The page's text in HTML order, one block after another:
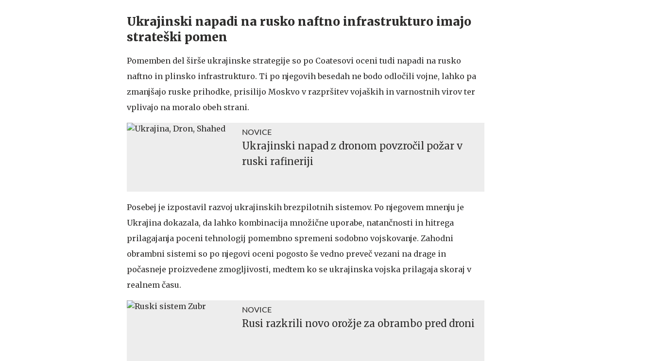
Ukrajinski napadi na rusko naftno infrastrukturo imajo
strateški pomen
Pomemben del širše ukrajinske strategije so po Coatesovi oceni tudi napadi na rusko
naftno in plinsko infrastrukturo. Ti po njegovih besedah ne bodo odločili vojne, lahko pa
zmanjšajo ruske prihodke, prisilijo Moskvo v razpršitev vojaških in varnostnih virov ter
vplivajo na moralo obeh strani.
NOVICE
Ukrajinski napad z dronom povzročil požar v
ruski rafineriji
Posebej je izpostavil razvoj ukrajinskih brezpilotnih sistemov. Po njegovem mnenju je
Ukrajina dokazala, da lahko kombinacija množične uporabe, natančnosti in hitrega
prilagajanja poceni tehnologij pomembno spremeni sodobno vojskovanje. Zahodni
obrambni sistemi so po njegovi oceni pogosto še vedno preveč vezani na drage in
počasneje proizvedene zmogljivosti, medtem ko se ukrajinska vojska prilagaja skoraj v
realnem času.
NOVICE
Rusi razkrili novo orožje za obrambo pred droni